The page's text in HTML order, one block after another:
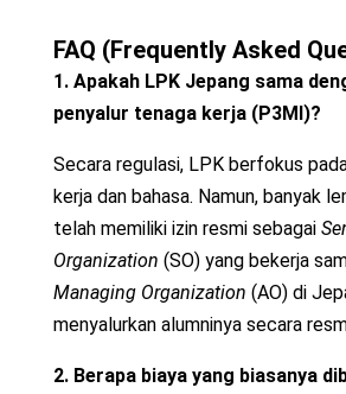
FAQ (Frequently Asked
1. Apakah LPK Jepang sama
penyalur tenaga kerja (P3MI)?
Secara regulasi, LPK berfokus
kerja dan bahasa. Namun, banyak
telah memiliki izin resmi sebagai
Organization (SO) yang bekerja
Managing Organization (AO) di
menyalurkan alumninya secara
2. Berapa biaya yang biasanya